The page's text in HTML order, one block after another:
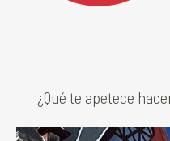
¿Qué te apetece